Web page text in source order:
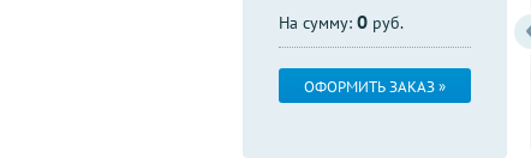
На сумму: 0 руб.
ОФОРМИТЬ ЗАКАЗ »